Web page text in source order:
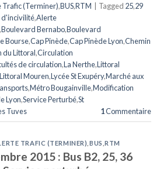
Trafic (Terminer),BUS,RTM Tagged 25,29
d'incivilité,Alerte
,Boulevard Bernabo,Boulevard
Bourse,Cap Pinède,Cap Pinède Lyon,Chemin
du Littoral,Circulation
de circulation,La Nerthe,Littoral
Littoral Mouren,Lycée St Exupéry,Marché aux
,Métro Bougainville,Modification
Lyon,Service Perturbé,St
Tuves 1Commentaire
TRAFIC (TERMINER) BUS ,RTM
2015 : Bus B2, 25, 36